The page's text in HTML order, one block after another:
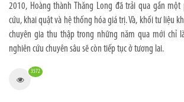
2010, Hoàng thành Thăng Long đã trải qua gần
cứu, khai quật và hệ thống hóa giá trị. Và, khối tư liệu
chuyên gia thu thập trong những năm qua mới chỉ
nghiên cứu chuyên sâu sẽ còn tiếp tục ở tương lai.
3572